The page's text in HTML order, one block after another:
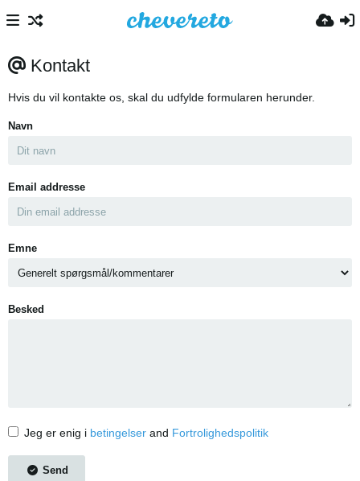
Kontakt
Hvis du vil kontakte os, skal du udfylde formularen herunder.
Navn
Email addresse
Emne
Besked
Jeg er enig i betingelser and Fortrolighedspolitik
Send